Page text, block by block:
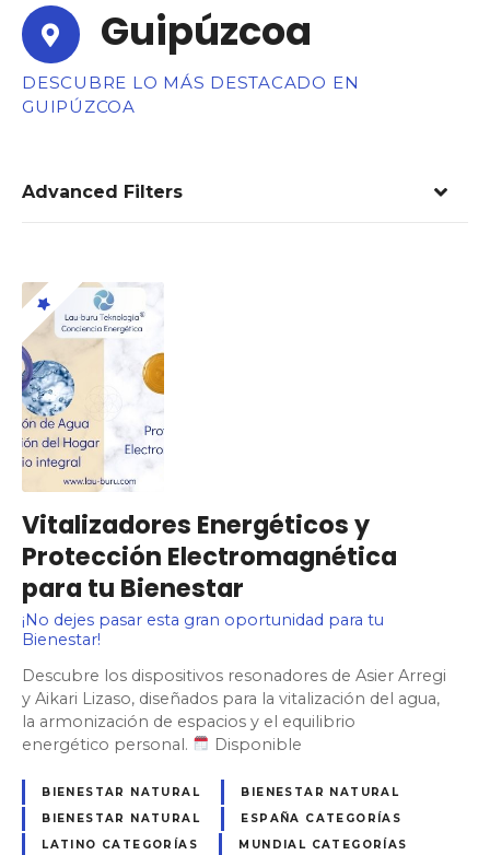
Guipúzcoa
DESCUBRE LO MÁS DESTACADO EN
GUIPÚZCOA
Advanced Filters
Vitalizadores Energéticos y
Protección Electromagnética
para tu Bienestar
¡No dejes pasar esta gran oportunidad para tu
Bienestar!
Descubre los dispositivos resonadores de Asier Arregi
y Aikari Lizaso, diseñados para la vitalización del agua,
la armonización de espacios y el equilibrio
energético personal.
Disponible
BIENESTAR NATURAL
BIENESTAR NATURAL
BIENESTAR NATURAL
ESPAÑA CATEGORÍAS
LATINO CATEGORÍAS
MUNDIAL CATEGORÍAS